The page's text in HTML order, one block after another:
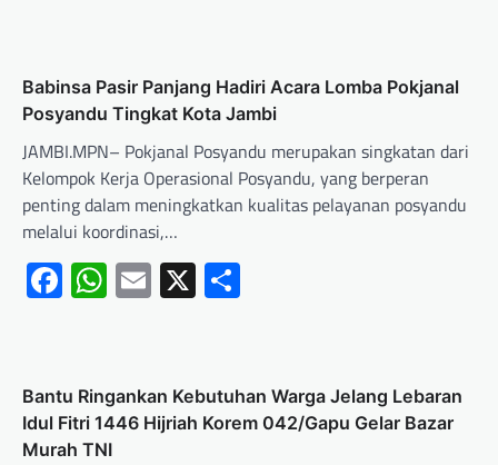
Babinsa Pasir Panjang Hadiri Acara Lomba Pokjanal
Posyandu Tingkat Kota Jambi
JAMBI.MPN– Pokjanal Posyandu merupakan singkatan dari
Kelompok Kerja Operasional Posyandu, yang berperan
penting dalam meningkatkan kualitas pelayanan posyandu
melalui koordinasi,…
Facebook
WhatsApp
Email
X
Bantu Ringankan Kebutuhan Warga Jelang Lebaran
Idul Fitri 1446 Hijriah Korem 042/Gapu Gelar Bazar
Murah TNI